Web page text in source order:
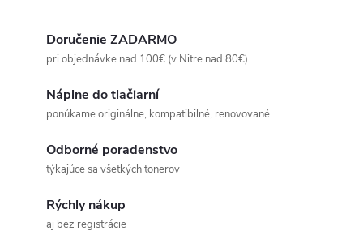
Doručenie ZADARMO
pri objednávke nad 100€ (v Nitre nad 80€)
Náplne do tlačiarní
ponúkame originálne, kompatibilné, renovované
Odborné poradenstvo
týkajúce sa všetkých tonerov
Rýchly nákup
aj bez registrácie